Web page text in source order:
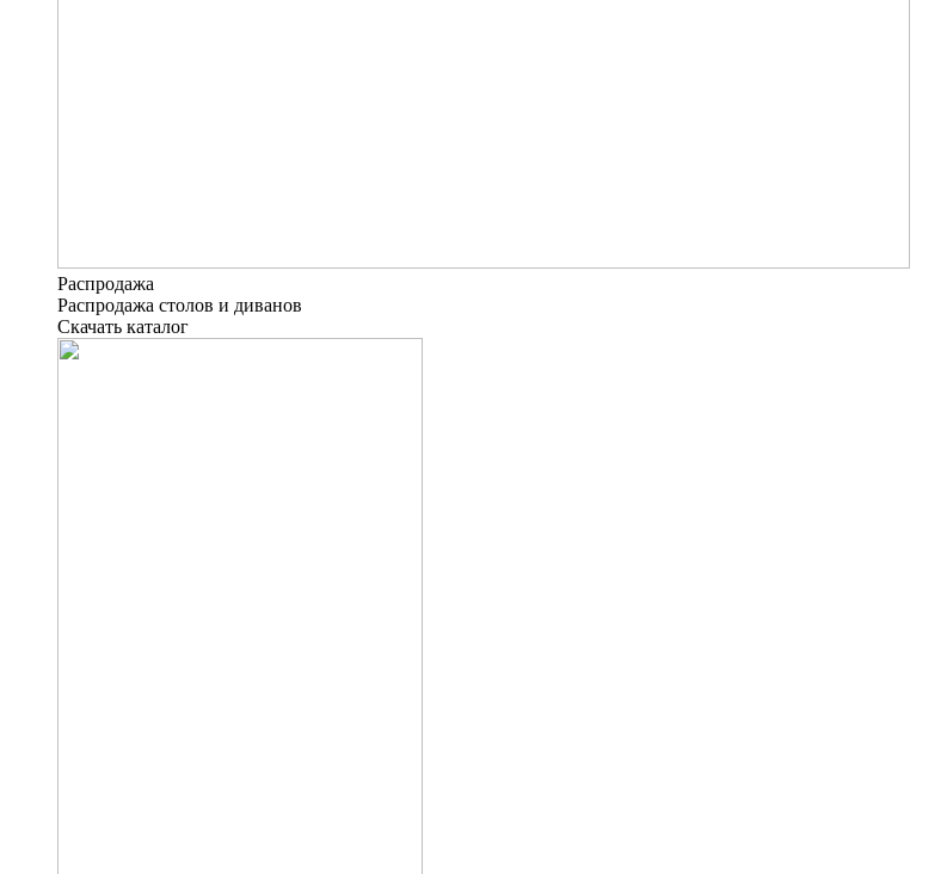
Распродажа
Распродажа столов и диванов
Скачать каталог